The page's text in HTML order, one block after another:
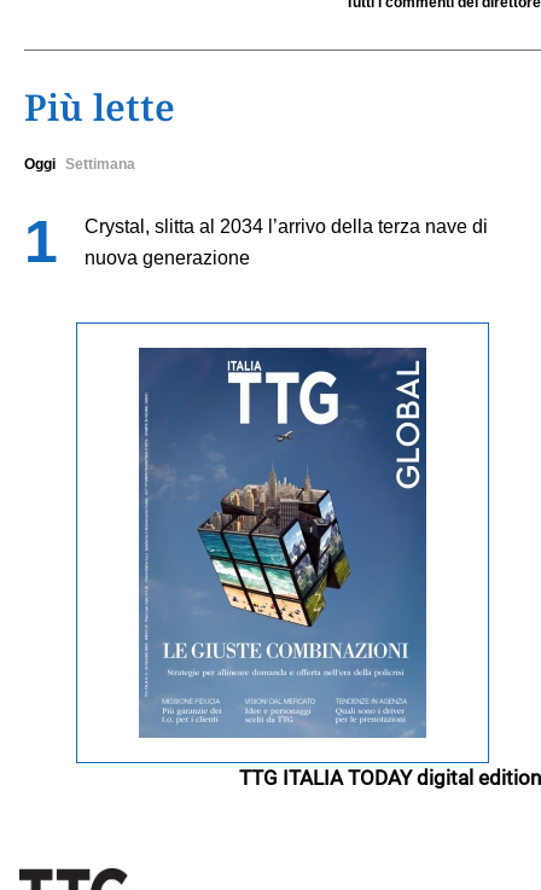
Più lette
Oggi Settimana
Crystal, slitta al 2034 l’arrivo della terza nave di
nuova generazione
TTG ITALIA TODAY digital edition